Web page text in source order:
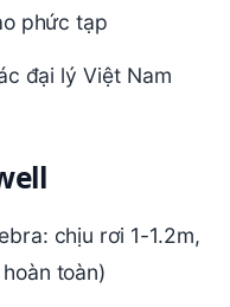
phức tạp
đại lý Việt Nam
chịu rơi 1-1.2m,
toàn)